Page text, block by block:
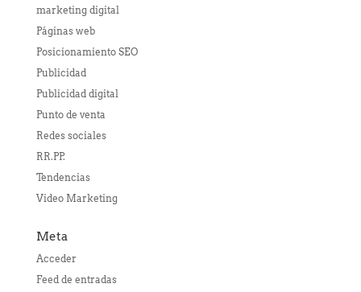
marketing digital
Páginas web
Posicionamiento SEO
Publicidad
Publicidad digital
Punto de venta
Redes sociales
RR.PP.
Tendencias
Video Marketing
Meta
Acceder
Feed de entradas